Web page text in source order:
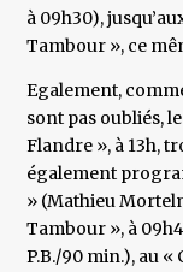
à 09h30),
Tambour », ce
Egalement,
sont pas oubliés,
Flandre », à 13h,
également
» (Mathieu
Tambour », à
P.B./90 min.), au «